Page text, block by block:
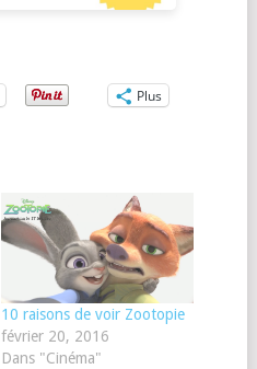
Plus
10 raisons de voir Zootopie
février 20, 2016
Dans "Cinéma"